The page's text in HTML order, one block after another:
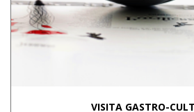
VISITA GASTRO-